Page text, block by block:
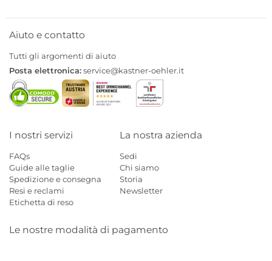
Aiuto e contatto
Tutti gli argomenti di aiuto
Posta elettronica:service@kastner-oehler.it
I nostri servizi
FAQs
Guide alle taglie
Spedizione e consegna
Resi e reclami
Etichetta di reso
La nostra azienda
Sedi
Chi siamo
Storia
Newsletter
Le nostre modalità di pagamento